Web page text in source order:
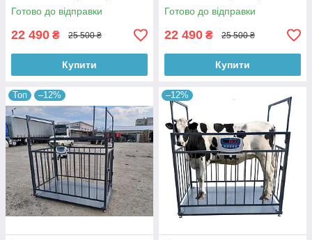
1500 мм
Готово до відправки
22 490 ₴ 25 500 ₴
Купити
1500 мм
Готово до відправки
22 490 ₴ 25 500 ₴
Купити
Топ –12% –12%